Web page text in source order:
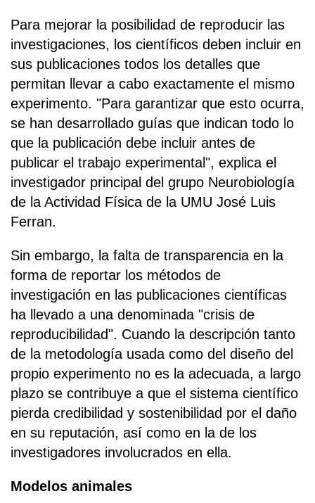
Para mejorar la posibilidad de reproducir las
investigaciones, los científicos deben incluir en
sus publicaciones todos los detalles que
permitan llevar a cabo exactamente el mismo
experimento. "Para garantizar que esto ocurra,
se han desarrollado guías que indican todo lo
que la publicación debe incluir antes de
publicar el trabajo experimental", explica el
investigador principal del grupo Neurobiología
de la Actividad Física de la UMU José Luis
Ferran.
Sin embargo, la falta de transparencia en la
forma de reportar los métodos de
investigación en las publicaciones científicas
ha llevado a una denominada "crisis de
reproducibilidad". Cuando la descripción tanto
de la metodología usada como del diseño del
propio experimento no es la adecuada, a largo
plazo se contribuye a que el sistema científico
pierda credibilidad y sostenibilidad por el daño
en su reputación, así como en la de los
investigadores involucrados en ella.
Modelos animales